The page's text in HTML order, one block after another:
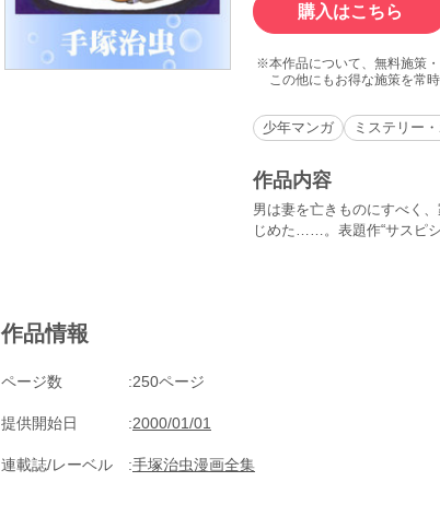
購入はこちら
本作品について、無料施策
この他にもお得な施策を常
少年マンガ ミステリー
作品内容
男は妻を亡きものにすべく
じめた……。表題作“サスピ
作品情報
ページ数 250ページ
提供開始日 2000/01/01
連載誌/レーベル 手塚治虫漫画全集